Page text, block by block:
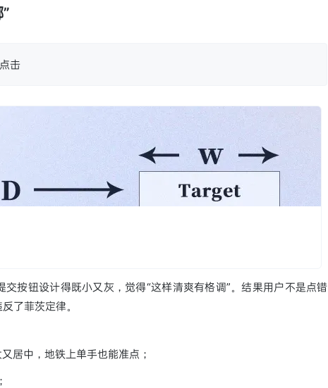
击
按钮设计得既小又灰，觉得“这样清爽有格调”。结果用户不是点错
了菲茨定律。
居中，地铁上单手也能准点；